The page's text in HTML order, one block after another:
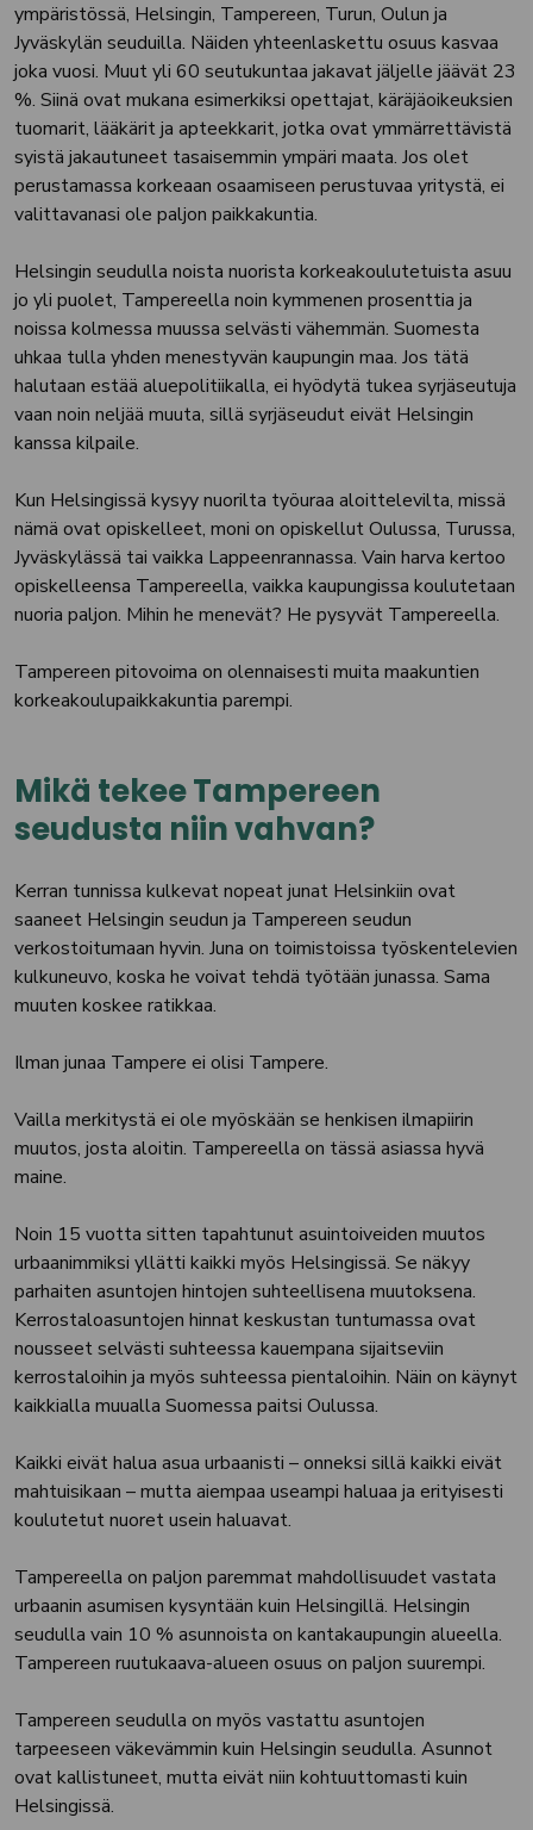
ympäristössä, Helsingin, Tampereen, Turun, Oulun ja
Jyväskylän seuduilla. Näiden yhteenlaskettu osuus kasvaa
joka vuosi. Muut yli 60 seutukuntaa jakavat jäljelle jäävät 23
%. Siinä ovat mukana esimerkiksi opettajat, käräjäoikeuksien
tuomarit, lääkärit ja apteekkarit, jotka ovat ymmärrettävistä
syistä jakautuneet tasaisemmin ympäri maata. Jos olet
perustamassa korkeaan osaamiseen perustuvaa yritystä, ei
valittavanasi ole paljon paikkakuntia.
Helsingin seudulla noista nuorista korkeakoulutetuista asuu
jo yli puolet, Tampereella noin kymmenen prosenttia ja
noissa kolmessa muussa selvästi vähemmän. Suomesta
uhkaa tulla yhden menestyvän kaupungin maa. Jos tätä
halutaan estää aluepolitiikalla, ei hyödytä tukea syrjäseutuja
vaan noin neljää muuta, sillä syrjäseudut eivät Helsingin
kanssa kilpaile.
Kun Helsingissä kysyy nuorilta työuraa aloittelevilta, missä
nämä ovat opiskelleet, moni on opiskellut Oulussa, Turussa,
Jyväskylässä tai vaikka Lappeenrannassa. Vain harva kertoo
opiskelleensa Tampereella, vaikka kaupungissa koulutetaan
nuoria paljon. Mihin he menevät? He pysyvät Tampereella.
Tampereen pitovoima on olennaisesti muita maakuntien
korkeakoulupaikkakuntia parempi.
Mikä tekee Tampereen
seudusta niin vahvan?
Kerran tunnissa kulkevat nopeat junat Helsinkiin ovat
saaneet Helsingin seudun ja Tampereen seudun
verkostoitumaan hyvin. Juna on toimistoissa työskentelevien
kulkuneuvo, koska he voivat tehdä työtään junassa. Sama
muuten koskee ratikkaa.
Ilman junaa Tampere ei olisi Tampere.
Vailla merkitystä ei ole myöskään se henkisen ilmapiirin
muutos, josta aloitin. Tampereella on tässä asiassa hyvä
maine.
Noin 15 vuotta sitten tapahtunut asuintoiveiden muutos
urbaanimmiksi yllätti kaikki myös Helsingissä. Se näkyy
parhaiten asuntojen hintojen suhteellisena muutoksena.
Kerrostaloasuntojen hinnat keskustan tuntumassa ovat
nousseet selvästi suhteessa kauempana sijaitseviin
kerrostaloihin ja myös suhteessa pientaloihin. Näin on käynyt
kaikkialla muualla Suomessa paitsi Oulussa.
Kaikki eivät halua asua urbaanisti – onneksi sillä kaikki eivät
mahtuisikaan – mutta aiempaa useampi haluaa ja erityisesti
koulutetut nuoret usein haluavat.
Tampereella on paljon paremmat mahdollisuudet vastata
urbaanin asumisen kysyntään kuin Helsingillä. Helsingin
seudulla vain 10 % asunnoista on kantakaupungin alueella.
Tampereen ruutukaava-alueen osuus on paljon suurempi.
Tampereen seudulla on myös vastattu asuntojen
tarpeeseen väkevämmin kuin Helsingin seudulla. Asunnot
ovat kallistuneet, mutta eivät niin kohtuuttomasti kuin
Helsingissä.